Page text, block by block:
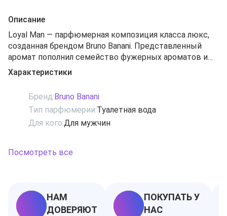
Описание
Loyal Man — парфюмерная композиция класса люкс,
созданная брендом Bruno Banani. Представленный
аромат пополнил семейство фужерных ароматов и
обладает восхитительно-волнующим, сочным,
насыщенным и утонченным звучанием. Современный
собственным элегантным и уникальным стилем, –
вот герой этой парфюмерной повести. Он смело
шагает по жизни на встречу мечте, преодолевая
искуситель женских сердец.
Характеристики
Бренд:Bruno Banani
Тип парфюмерии:Туалетная вода
Для кого:Для мужчин
Посмотреть все
НАМ
ДОВЕРЯЮТ
ПОКУПАТЬ У
НАС